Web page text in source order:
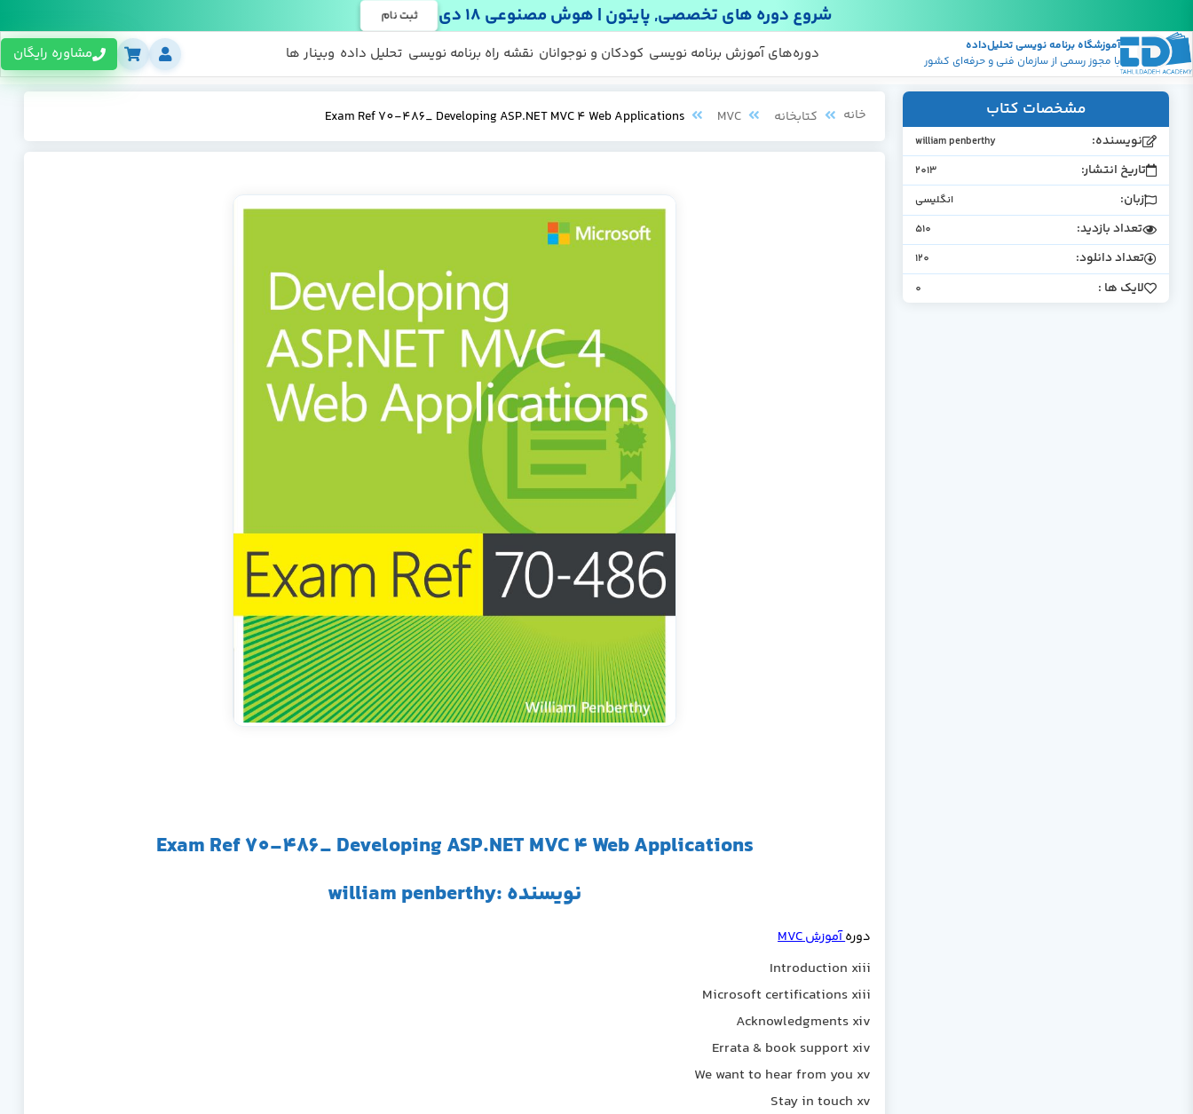
شروع دوره های تخصصی, پایتون | هوش مصنوعی 18 دی ثبت نام
آموزشگاه برنامه نویسی تحلیل‌داده
با مجوز رسمی از سازمان فنی و حرفه‌ای کشور
دوره‌های آموزش برنامه نویسی
پکیج ها
منابع رایگان کودکان و نوجوانان نقشه راه برنامه نویسی تحلیل داده وبینار ها مشاوره رایگان
مشخصات کتاب
نویسنده: william penberthy
تاریخ انتشار: 2013
زبان: انگلیسی
تعداد بازدید: 510
تعداد دانلود: 120
لایک ها : 0
خانه کتابخانه MVC
Exam Ref 70-486_ Developing ASP.NET MVC 4 Web Applications
Exam Ref 70-486_ Developing ASP.NET MVC 4 Web Applications
نویسنده :william penberthy
دورهآموزشMVC
Introduction xiii
Microsoft certifications xiii
Acknowledgments xiv
Errata & book support xiv
We want to hear from you xv
Stay in touch xv